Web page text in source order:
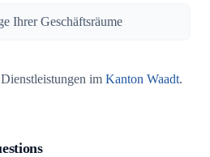
Ihrer Geschäftsräume
im Kanton Waadt.